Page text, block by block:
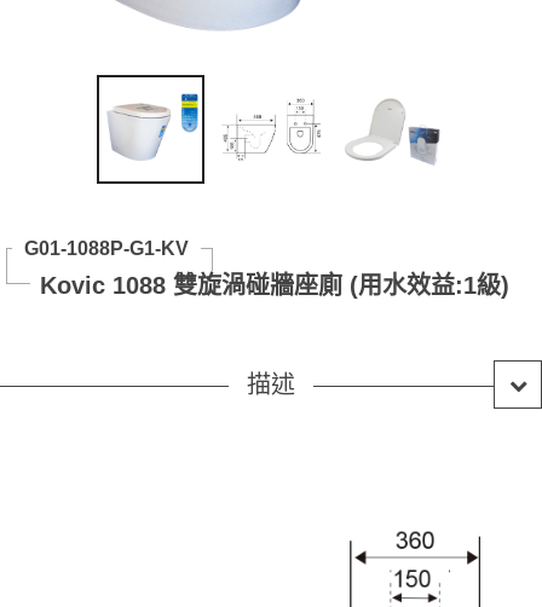
G01-1088P-G1-KV
Kovic 1088 雙旋渦碰牆座廁 (用水效益:1級)
描述